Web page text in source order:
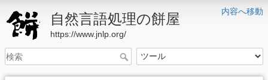
内容へ移動
自然言語処理の餅屋
https://www.jnlp.org/